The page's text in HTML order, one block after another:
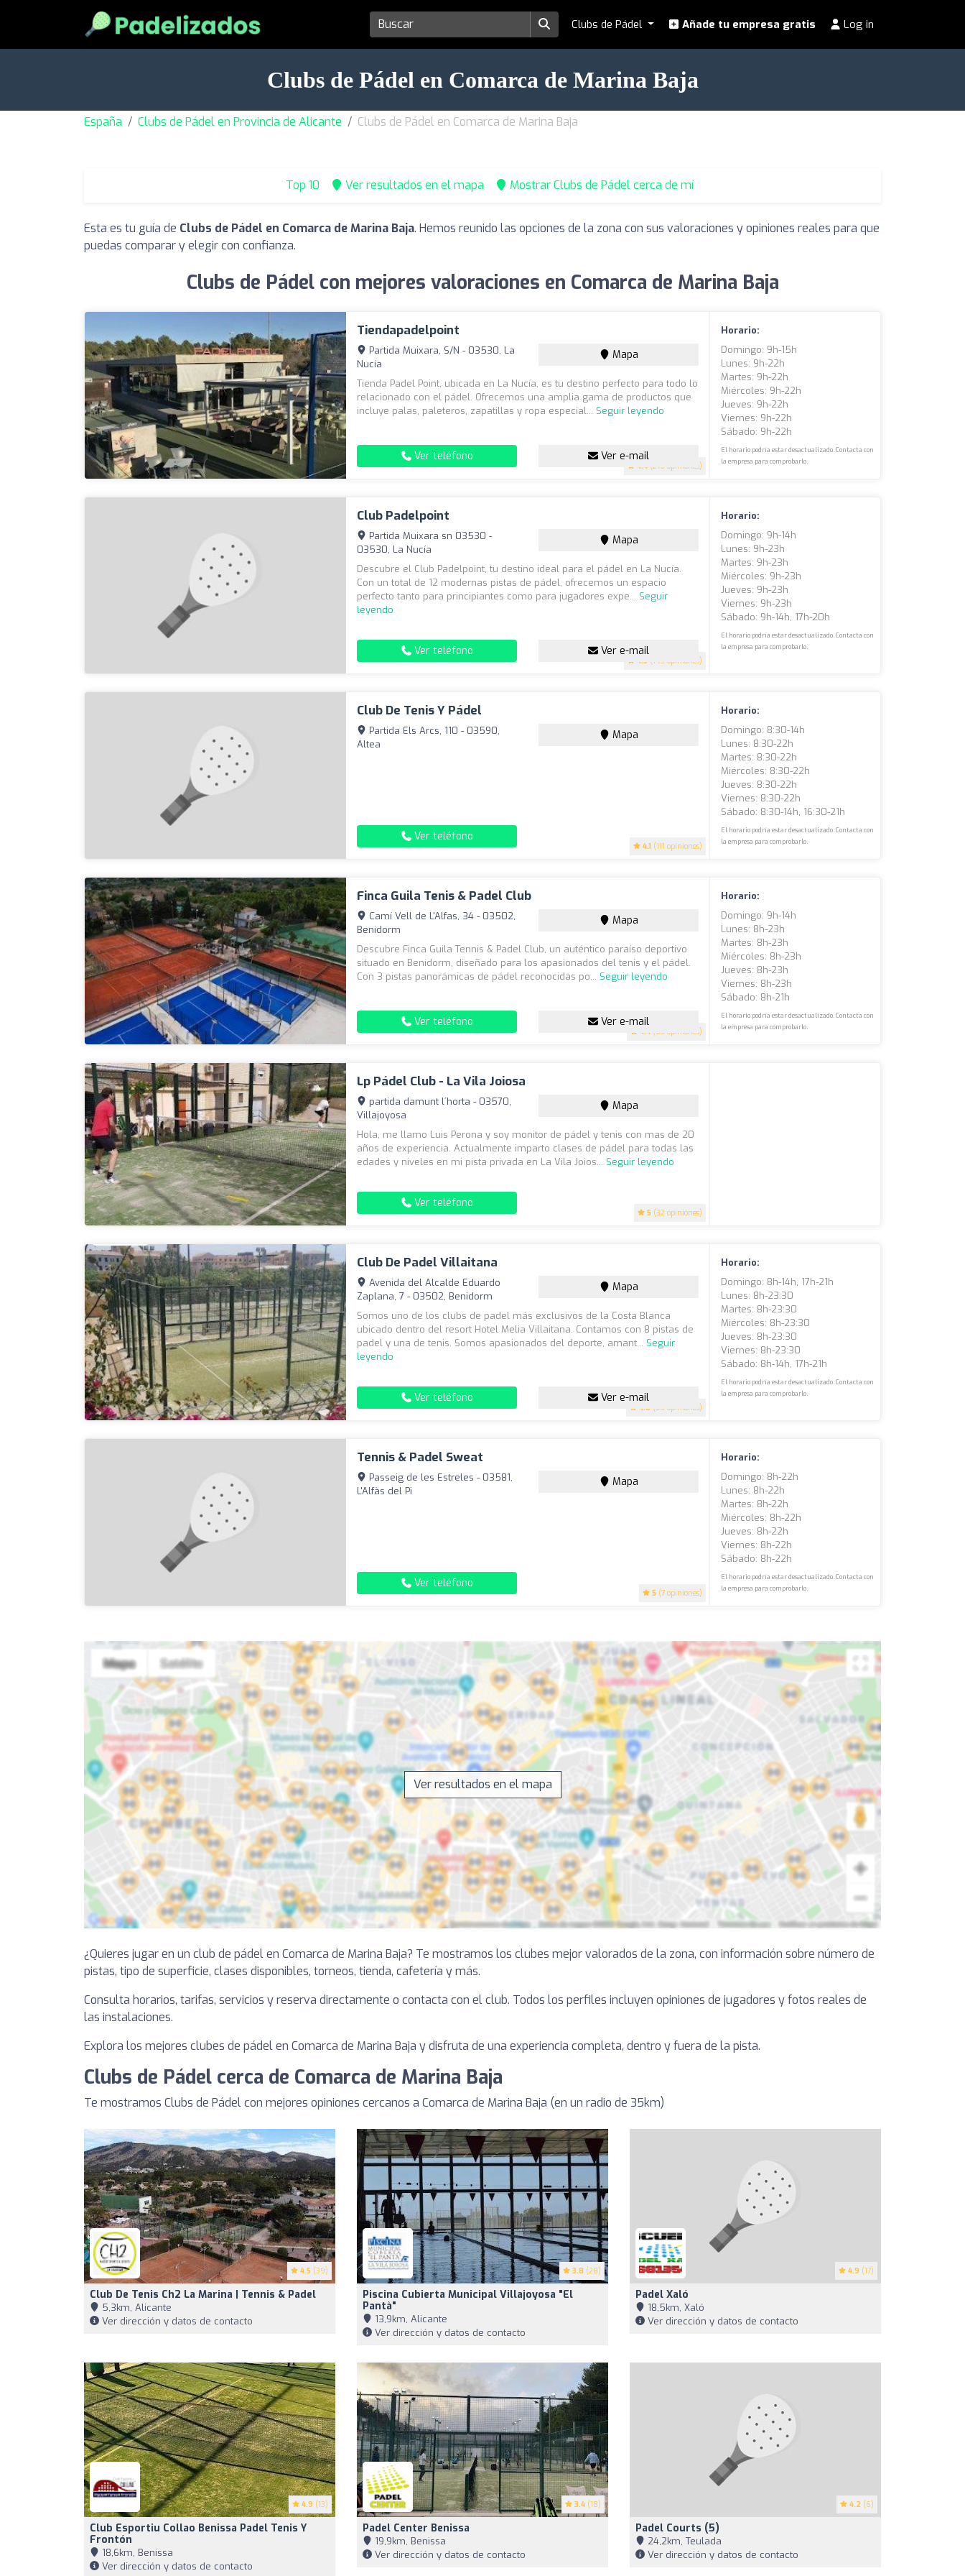
Clubs de Pádel Añade tu empresa gratis Log in
Clubs de Pádel en Comarca de Marina Baja
España Clubs de Pádel en Provincia de Alicante Clubs de Pádel en Comarca de Marina Baja
Top 10 Ver resultados en el mapa Mostrar Clubs de Pádel cerca de mí
Esta es tu guía de Clubs de Pádel en Comarca de Marina Baja. Hemos reunido las opciones de la zona con sus valoraciones y opiniones reales para que
puedas comparar y elegir con confianza.
Clubs de Pádel con mejores valoraciones en Comarca de Marina Baja
Tiendapadelpoint
4.4 (216 opiniones)
Partida Muixara, S/N - 03530, La
Nucía
Mapa
Tienda Padel Point, ubicada en La Nucía, es tu destino perfecto para todo lo
relacionado con el pádel. Ofrecemos una amplia gama de productos que
incluye palas, paleteros, zapatillas y ropa especial... Seguir leyendo
Ver teléfono Ver e-mail
Horario:
Domingo: 9h-15h
Lunes: 9h-22h
Martes: 9h-22h
Miércoles: 9h-22h
Jueves: 9h-22h
Viernes: 9h-22h
Sábado: 9h-22h
El horario podría estar desactualizado. Contacta con
la empresa para comprobarlo.
Club Padelpoint
4.5 (145 opiniones)
Partida Muixara sn 03530 -
03530, La Nucía
Mapa
Descubre el Club Padelpoint, tu destino ideal para el pádel en La Nucía.
Con un total de 12 modernas pistas de pádel, ofrecemos un espacio
perfecto tanto para principiantes como para jugadores expe... Seguir
leyendo
Ver teléfono Ver e-mail
Horario:
Domingo: 9h-14h
Lunes: 9h-23h
Martes: 9h-23h
Miércoles: 9h-23h
Jueves: 9h-23h
Viernes: 9h-23h
Sábado: 9h-14h, 17h-20h
El horario podría estar desactualizado. Contacta con
la empresa para comprobarlo.
Club De Tenis Y Pádel
4.1 (111 opiniones)
Partida Els Arcs, 110 - 03590,
Altea
Mapa
Ver teléfono
Horario:
Domingo: 8:30-14h
Lunes: 8:30-22h
Martes: 8:30-22h
Miércoles: 8:30-22h
Jueves: 8:30-22h
Viernes: 8:30-22h
Sábado: 8:30-14h, 16:30-21h
El horario podría estar desactualizado. Contacta con
la empresa para comprobarlo.
Finca Guila Tenis & Padel Club
4.4 (63 opiniones)
Camí Vell de L'Alfas, 34 - 03502,
Benidorm
Mapa
Descubre Finca Guila Tennis & Padel Club, un auténtico paraíso deportivo
situado en Benidorm, diseñado para los apasionados del tenis y el pádel.
Con 3 pistas panorámicas de pádel reconocidas po... Seguir leyendo
Ver teléfono Ver e-mail
Horario:
Domingo: 9h-14h
Lunes: 8h-23h
Martes: 8h-23h
Miércoles: 8h-23h
Jueves: 8h-23h
Viernes: 8h-23h
Sábado: 8h-21h
El horario podría estar desactualizado. Contacta con
la empresa para comprobarlo.
Lp Pádel Club - La Vila Joiosa
5 (32 opiniones)
partida damunt l´horta - 03570,
Villajoyosa
Mapa
Hola, me llamo Luis Perona y soy monitor de pádel y tenis con mas de 20
años de experiencia. Actualmente imparto clases de pádel para todas las
edades y niveles en mi pista privada en La Vila Joios... Seguir leyendo
Ver teléfono
Club De Padel Villaitana
4.8 (35 opiniones)
Avenida del Alcalde Eduardo
Zaplana, 7 - 03502, Benidorm
Mapa
Somos uno de los clubs de padel más exclusivos de la Costa Blanca
ubicado dentro del resort Hotel Melia Villaitana. Contamos con 8 pistas de
padel y una de tenis. Somos apasionados del deporte, amant... Seguir
leyendo
Ver teléfono Ver e-mail
Horario:
Domingo: 8h-14h, 17h-21h
Lunes: 8h-23:30
Martes: 8h-23:30
Miércoles: 8h-23:30
Jueves: 8h-23:30
Viernes: 8h-23:30
Sábado: 8h-14h, 17h-21h
El horario podría estar desactualizado. Contacta con
la empresa para comprobarlo.
Tennis & Padel Sweat
5 (7 opiniones)
Passeig de les Estreles - 03581,
L'Alfàs del Pi
Mapa
Ver teléfono
Horario:
Domingo: 8h-22h
Lunes: 8h-22h
Martes: 8h-22h
Miércoles: 8h-22h
Jueves: 8h-22h
Viernes: 8h-22h
Sábado: 8h-22h
El horario podría estar desactualizado. Contacta con
la empresa para comprobarlo.
Ver resultados en el mapa
¿Quieres jugar en un club de pádel en Comarca de Marina Baja? Te mostramos los clubes mejor valorados de la zona, con información sobre número de
pistas, tipo de superficie, clases disponibles, torneos, tienda, cafetería y más.
Consulta horarios, tarifas, servicios y reserva directamente o contacta con el club. Todos los perfiles incluyen opiniones de jugadores y fotos reales de
las instalaciones.
Explora los mejores clubes de pádel en Comarca de Marina Baja y disfruta de una experiencia completa, dentro y fuera de la pista.
Clubs de Pádel cerca de Comarca de Marina Baja
Te mostramos Clubs de Pádel con mejores opiniones cercanos a Comarca de Marina Baja (en un radio de 35km)
4.5 (39)
Club De Tenis Ch2 La Marina | Tennis & Padel
5,3km, Alicante
Ver dirección y datos de contacto
3.8 (28)
Piscina Cubierta Municipal Villajoyosa "El
Pantà"
13,9km, Alicante
Ver dirección y datos de contacto
4.9 (17)
Padel Xaló
18,5km, Xaló
Ver dirección y datos de contacto
4.9 (13)
Club Esportiu Collao Benissa Padel Tenis Y
Frontón
18,6km, Benissa
Ver dirección y datos de contacto
3.4 (18)
Padel Center Benissa
19,9km, Benissa
Ver dirección y datos de contacto
4.2 (6)
Padel Courts (5)
24,2km, Teulada
Ver dirección y datos de contacto